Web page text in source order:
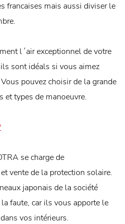
francaises mais aussi diviser le
l´air exceptionnel de votre
sont idéals si vous aimez
pouvez choisir de la grande
et types de manoeuvre.
se charge de
vente de la protection solaire.
japonais de la société
faute, car ils vous apporte le
vos intérieurs.